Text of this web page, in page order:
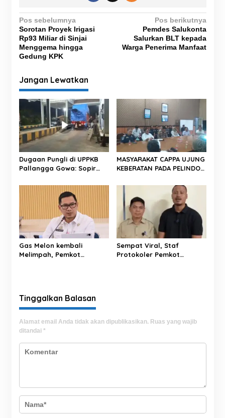
N
a
v
i
g
a
s
i
p
o
s
Pos sebelumnya
Sorotan Proyek Irigasi
Rp93 Miliar di Sinjai
Menggema hingga
Gedung KPK
Pos berikutnya
Pemdes Salukonta
Salurkan BLT kepada
Warga Penerima Manfaat
Jangan Lewatkan
Dugaan Pungli di UPPKB
Pallangga Gowa: Sopir
Lolos Timbangan
MASYARAKAT CAPPA UJUNG
KEBERATAN PADA PELINDO
Gas Melon kembali
Melimpah, Pemkot
Sempat Viral, Staf
Protokoler Pemkot
Tinggalkan Balasan
Alamat email Anda tidak akan dipublikasikan. Ruas yang wajib
ditandai *